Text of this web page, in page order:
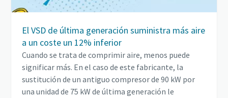
El VSD de última generación suministra más aire
a un coste un 12% inferior
Cuando se trata de comprimir aire, menos puede
significar más. En el caso de este fabricante, la
sustitución de un antiguo compresor de 90 kW por
una unidad de 75 kW de última generación le